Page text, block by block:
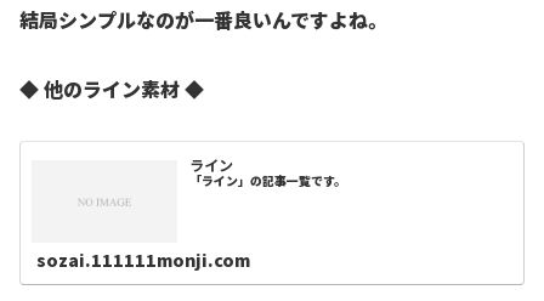
結局シンプルなのが一番良いんですよね。
◆ 他のライン素材 ◆
ライン
「ライン」の記事一覧です。
sozai.111111monji.com